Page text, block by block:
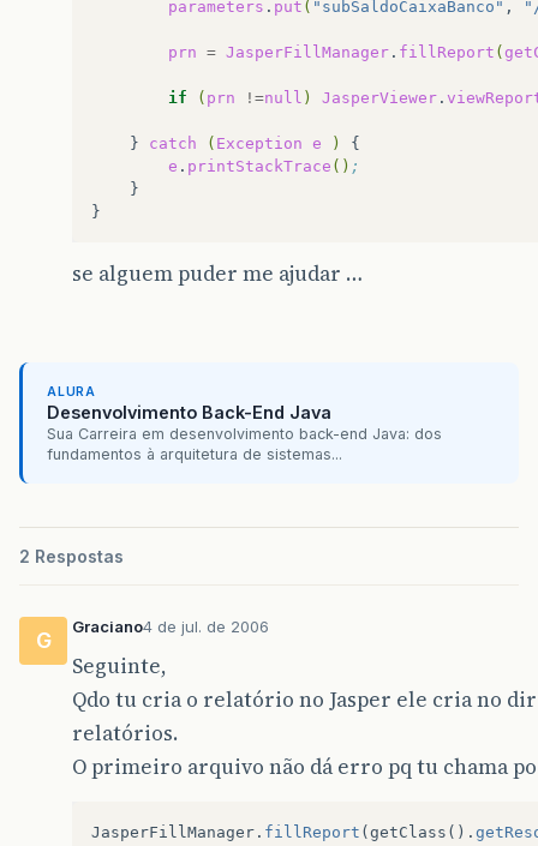
parameters . put ( "subSaldoCaixaBanco" ,
prn = JasperFillManager . fillReport (
if ( prn !=null ) JasperViewer .
} catch ( Exception e )
e . printStackTrace () ;
}
se alguem puder me ajudar …
ALURA
Desenvolvimento Back-End Java
Sua Carreira em desenvolvimento back-end Java: dos
fundamentos à arquitetura de sistemas...
2 Respostas
G
Graciano4 de jul. de 2006
Seguinte,
Qdo tu cria o relatório no Jasper ele cria no
relatórios.
O primeiro arquivo não dá erro pq tu chama
JasperFillManager . fillReport ( getClass ().